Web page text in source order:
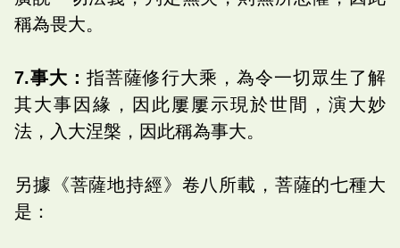
稱為畏大。
7.事大： 指菩薩修行大乘，為令一切眾生了解
其大事因緣，因此屢屢示現於世間，演大妙
法，入大涅槃，因此稱為事大。
另據《菩薩地持經》卷八所載，菩薩的七種大
是：